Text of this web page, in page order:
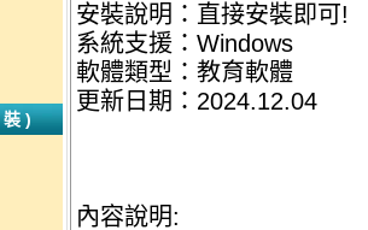
裝)
安裝說明：直接安裝即可!
系統支援：Windows
軟體類型：教育軟體
更新日期：2024.12.04
內容說明: